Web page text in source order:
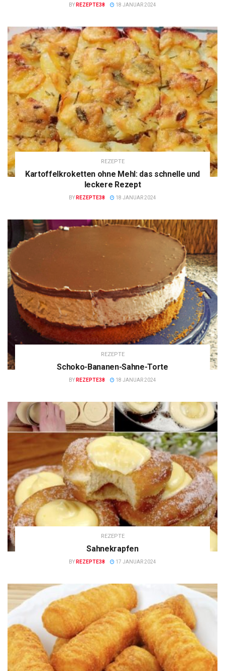
BY REZEPTE38 18 JANUAR 2024
REZEPTE
Kartoffelkroketten ohne Mehl: das schnelle und
leckere Rezept
BY REZEPTE38 18 JANUAR 2024
REZEPTE
Schoko-Bananen-Sahne-Torte
BY REZEPTE38 18 JANUAR 2024
REZEPTE
Sahnekrapfen
BY REZEPTE38 17 JANUAR 2024